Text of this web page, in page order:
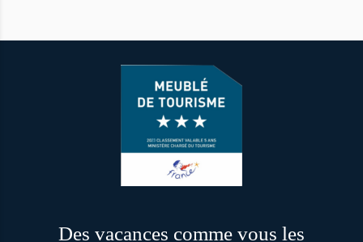
Des vacances comme vous les